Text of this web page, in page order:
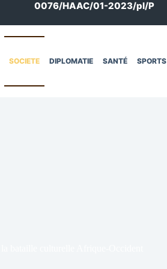
0076/HAAC/01-2023/pl/P
SOCIETE DIPLOMATIE SANTÉ SPORTS